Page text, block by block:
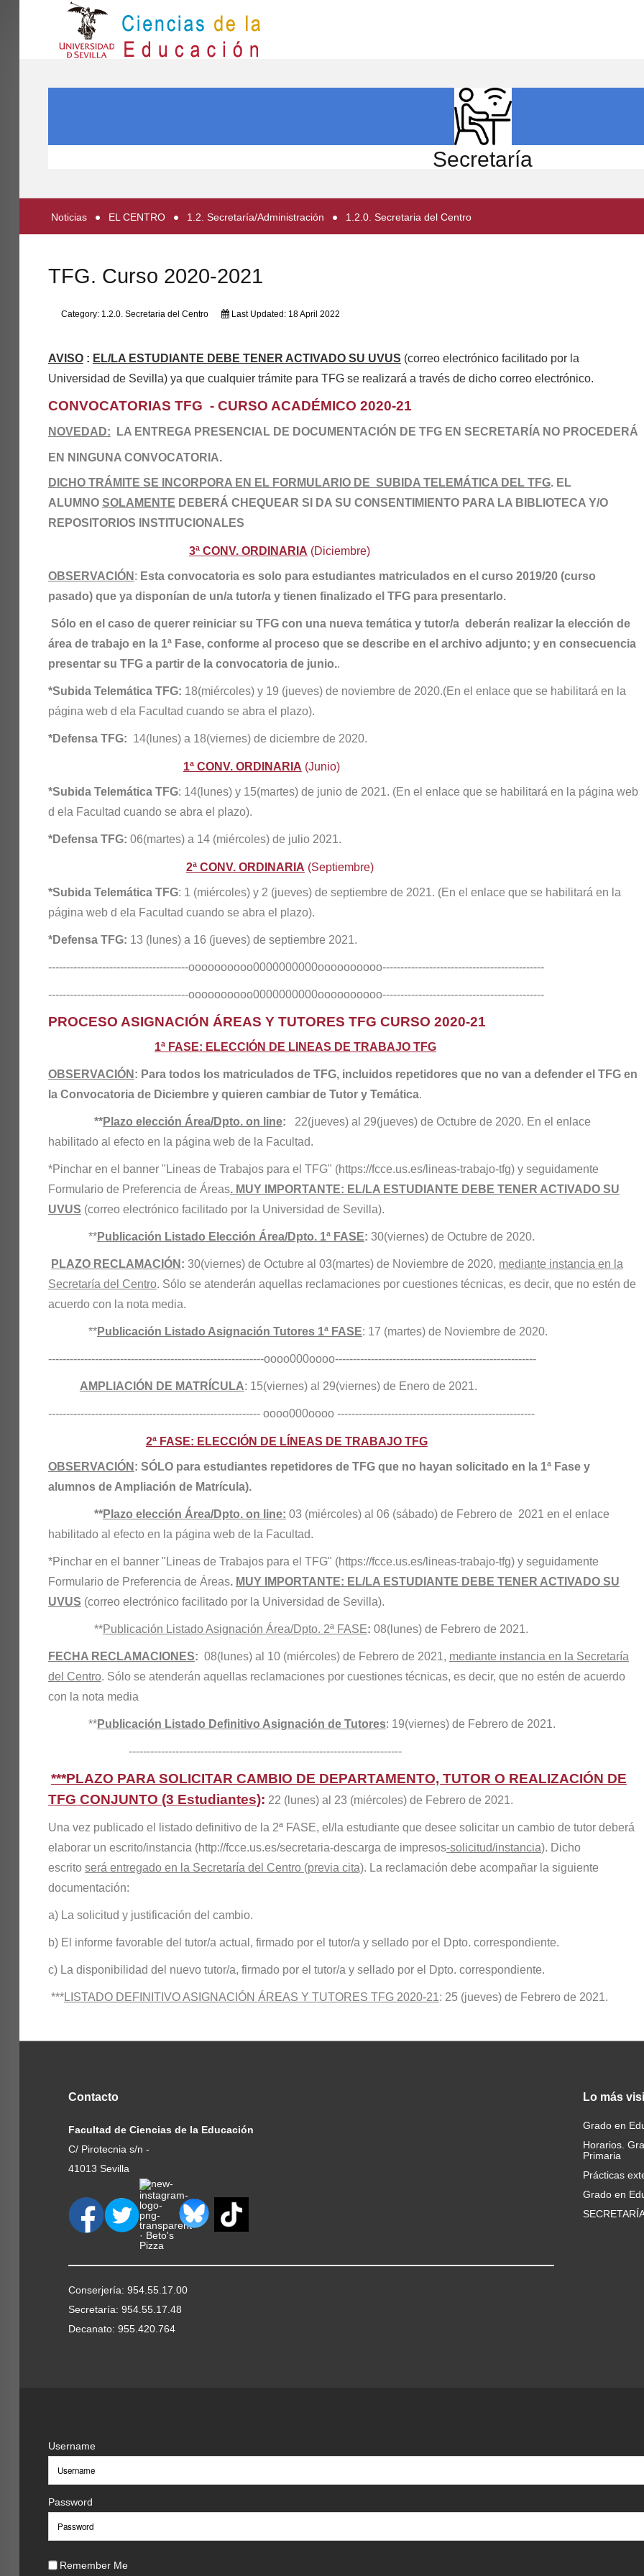
PARTICIPA
Secretaría
Noticias EL CENTRO 1.2. Secretaría/Administración 1.2.0. Secretaria del Centro
TFG. Curso 2020-2021
Category: 1.2.0. Secretaria del Centro Last Updated: 18 April 2022
AVISO: EL/LA ESTUDIANTE DEBE TENER ACTIVADO SU UVUS (correo electrónico facilitado por la
Universidad de Sevilla) ya que cualquier trámite para TFG se realizará a través de dicho correo electrónico.
CONVOCATORIAS TFG - CURSO ACADÉMICO 2020-21
NOVEDAD: LA ENTREGA PRESENCIAL DE DOCUMENTACIÓN DE TFG EN SECRETARÍA NO PROCEDERÁ
EN NINGUNA CONVOCATORIA.
DICHO TRÁMITE SE INCORPORA EN EL FORMULARIO DE SUBIDA TELEMÁTICA DEL TFG. EL
ALUMNO SOLAMENTE DEBERÁ CHEQUEAR SI DA SU CONSENTIMIENTO PARA LA BIBLIOTECA Y/O
REPOSITORIOS INSTITUCIONALES
3ª CONV. ORDINARIA (Diciembre)
OBSERVACIÓN : Esta convocatoria es solo para estudiantes matriculados en el curso 2019/20 (curso
pasado) que ya disponían de un/a tutor/a y tienen finalizado el TFG para presentarlo.
Sólo en el caso de querer reiniciar su TFG con una nueva temática y tutor/a deberán realizar la elección de
área de trabajo en la 1ª Fase, conforme al proceso que se describe en el archivo adjunto; y en consecuencia
presentar su TFG a partir de la convocatoria de junio..
*Subida Telemática TFG: 18(miércoles) y 19 (jueves) de noviembre de 2020.(En el enlace que se habilitará en la
página web d ela Facultad cuando se abra el plazo).
*Defensa TFG: 14(lunes) a 18(viernes) de diciembre de 2020.
1ª CONV. ORDINARIA (Junio)
*Subida Telemática TFG: 14(lunes) y 15(martes) de junio de 2021. (En el enlace que se habilitará en la página web
d ela Facultad cuando se abra el plazo).
*Defensa TFG: 06(martes) a 14 (miércoles) de julio 2021.
2ª CONV. ORDINARIA (Septiembre)
*Subida Telemática TFG: 1 (miércoles) y 2 (jueves) de septiembre de 2021. (En el enlace que se habilitará en la
página web d ela Facultad cuando se abra el plazo).
*Defensa TFG: 13 (lunes) a 16 (jueves) de septiembre 2021.
---------------------------------------oooooooooo0000000000oooooooooo---------------------------------------------
---------------------------------------oooooooooo0000000000oooooooooo---------------------------------------------
PROCESO ASIGNACIÓN ÁREAS Y TUTORES TFG CURSO 2020-21
1ª FASE: ELECCIÓN DE LINEAS DE TRABAJO TFG
OBSERVACIÓN : Para todos los matriculados de TFG, incluidos repetidores que no van a defender el TFG en
la Convocatoria de Diciembre y quieren cambiar de Tutor y Temática.
**Plazo elección Área/Dpto. on line: 22(jueves) al 29(jueves) de Octubre de 2020. En el enlace
habilitado al efecto en la página web de la Facultad.
*Pinchar en el banner "Lineas de Trabajos para el TFG" (https://fcce.us.es/lineas-trabajo-tfg) y seguidamente
Formulario de Preferencia de Áreas. MUY IMPORTANTE: EL/LA ESTUDIANTE DEBE TENER ACTIVADO SU
UVUS (correo electrónico facilitado por la Universidad de Sevilla).
**Publicación Listado Elección Área/Dpto. 1ª FASE: 30(viernes) de Octubre de 2020.
PLAZO RECLAMACIÓN : 30(viernes) de Octubre al 03(martes) de Noviembre de 2020, mediante instancia en la
Secretaría del Centro. Sólo se atenderán aquellas reclamaciones por cuestiones técnicas, es decir, que no estén de
acuerdo con la nota media.
**Publicación Listado Asignación Tutores 1ª FASE: 17 (martes) de Noviembre de 2020.
------------------------------------------------------------oooo000oooo--------------------------------------------------------
AMPLIACIÓN DE MATRÍCULA: 15(viernes) al 29(viernes) de Enero de 2021.
----------------------------------------------------------- oooo000oooo -------------------------------------------------------
2ª FASE: ELECCIÓN DE LÍNEAS DE TRABAJO TFG
OBSERVACIÓN : SÓLO para estudiantes repetidores de TFG que no hayan solicitado en la 1ª Fase y
alumnos de Ampliación de Matrícula).
**Plazo elección Área/Dpto. on line: 03 (miércoles) al 06 (sábado) de Febrero de 2021 en el enlace
habilitado al efecto en la página web de la Facultad.
*Pinchar en el banner "Lineas de Trabajos para el TFG" (https://fcce.us.es/lineas-trabajo-tfg) y seguidamente
Formulario de Preferencia de Áreas. MUY IMPORTANTE: EL/LA ESTUDIANTE DEBE TENER ACTIVADO SU
UVUS (correo electrónico facilitado por la Universidad de Sevilla).
**Publicación Listado Asignación Área/Dpto. 2ª FASE: 08(lunes) de Febrero de 2021.
FECHA RECLAMACIONES: 08(lunes) al 10 (miércoles) de Febrero de 2021, mediante instancia en la Secretaría
del Centro. Sólo se atenderán aquellas reclamaciones por cuestiones técnicas, es decir, que no estén de acuerdo
con la nota media
**Publicación Listado Definitivo Asignación de Tutores: 19(viernes) de Febrero de 2021.
----------------------------------------------------------------------------
***PLAZO PARA SOLICITAR CAMBIO DE DEPARTAMENTO, TUTOR O REALIZACIÓN DE
TFG CONJUNTO (3 Estudiantes): 22 (lunes) al 23 (miércoles) de Febrero de 2021.
Una vez publicado el listado definitivo de la 2ª FASE, el/la estudiante que desee solicitar un cambio de tutor deberá
elaborar un escrito/instancia (http://fcce.us.es/secretaria-descarga de impresos-solicitud/instancia). Dicho
escrito será entregado en la Secretaría del Centro (previa cita). La reclamación debe acompañar la siguiente
documentación:
a) La solicitud y justificación del cambio.
b) El informe favorable del tutor/a actual, firmado por el tutor/a y sellado por el Dpto. correspondiente.
c) La disponibilidad del nuevo tutor/a, firmado por el tutor/a y sellado por el Dpto. correspondiente.
***LISTADO DEFINITIVO ASIGNACIÓN ÁREAS Y TUTORES TFG 2020-21: 25 (jueves) de Febrero de 2021.
Contacto
Facultad de Ciencias de la Educación
C/ Pirotecnia s/n -
41013 Sevilla
Conserjería: 954.55.17.00
Secretaría: 954.55.17.48
Decanato: 955.420.764
Lo más
Grado en
Horarios.
Primaria
Prácticas
Grado en
Username
Password
Remember Me